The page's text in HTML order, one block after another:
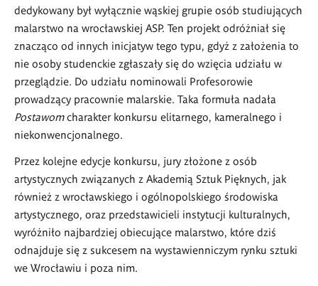
dedykowany był wyłącznie wąskiej grupie osób studiujących
malarstwo na wrocławskiej ASP. Ten projekt odróżniał się
znacząco od innych inicjatyw tego typu, gdyż z założenia to
nie osoby studenckie zgłaszały się do wzięcia udziału w
przeglądzie. Do udziału nominowali Profesorowie
prowadzący pracownie malarskie. Taka formuła nadała
Postawomcharakter konkursu elitarnego, kameralnego i
niekonwencjonalnego.
Przez kolejne edycje konkursu, jury złożone z osób
artystycznych związanych z Akademią Sztuk Pięknych, jak
również z wrocławskiego i ogólnopolskiego środowiska
artystycznego, oraz przedstawicieli instytucji kulturalnych,
wyróżniło najbardziej obiecujące malarstwo, które dziś
odnajduje się z sukcesem na wystawienniczym rynku sztuki
we Wrocławiu i poza nim.